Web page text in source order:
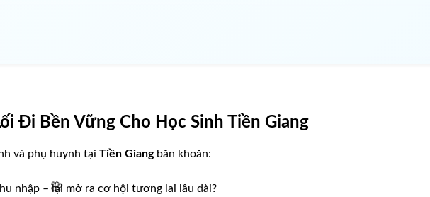
Bền Vững Cho Học Sinh Tiền Giang
và phụ huynh tại Tiền Giangbăn khoăn:
nhập – lại mở ra cơ hội tương lai lâu dài?